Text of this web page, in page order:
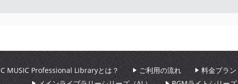
C MUSIC Professional Libraryとは？ ご利用の流れ 料金プラン